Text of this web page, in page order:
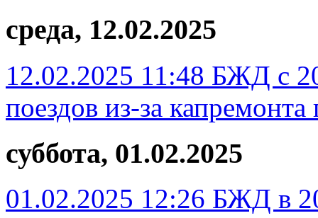
среда, 12.02.2025
12.02.2025 11:48 БЖД с
поездов из-за
суббота, 01.02.2025
01.02.2025 12:26 БЖД в